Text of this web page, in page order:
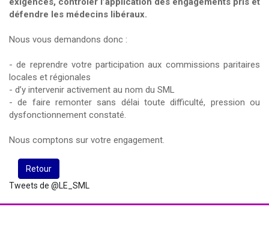
défendre les médecins libéraux.
Nous vous demandons donc :
- de reprendre votre participation aux commissions paritaires
locales et régionales
- d’y intervenir activement au nom du SML
- de faire remonter sans délai toute difficulté, pression ou
dysfonctionnement constaté.
Nous comptons sur votre engagement.
Retour
Tweets de @LE_SML